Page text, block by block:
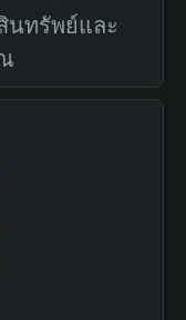
นทรัพย์และ